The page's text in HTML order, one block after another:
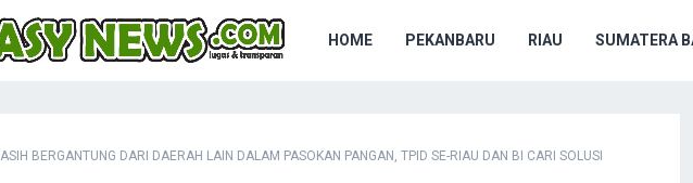
HOME PEKANBARU RIAU SUMATERA
BERGANTUNG DARI DAERAH LAIN DALAM PASOKAN PANGAN, TPID SE-RIAU DAN BI CARI SOLUSI